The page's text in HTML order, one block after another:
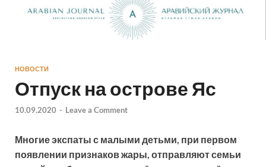
НОВОСТИ
Отпуск на острове Яс
10.09.2020 - Leave a Comment
Многие экспаты с малыми детьми, при первом
появлении признаков жары, отправляют семьи